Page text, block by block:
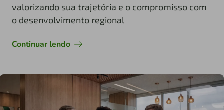
valorizando sua trajetória e o compromisso com
o desenvolvimento regional
Continuar lendo